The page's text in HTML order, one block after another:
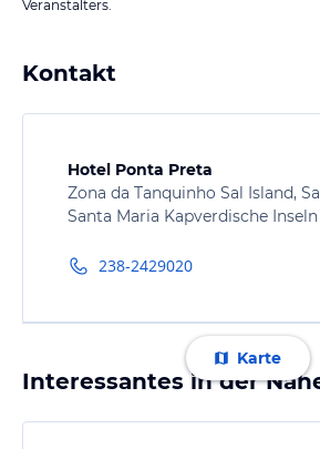
Veranstalters.
Kontakt
Hotel Ponta Preta
Zona da Tanquinho Sal Island,
Santa Maria Kapverdische Inseln
238-2429020
Karte
Interessantes in der